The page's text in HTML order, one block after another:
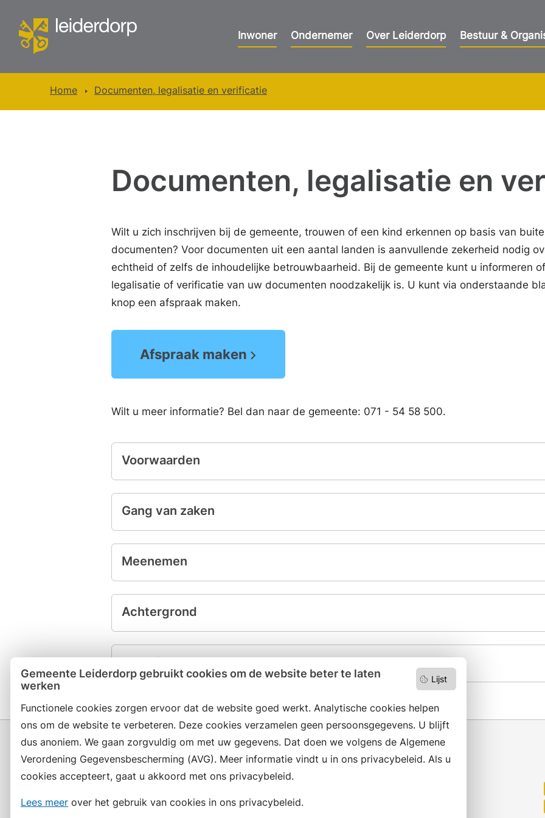
Lijst
Gemeente Leiderdorp gebruikt cookies om de website beter te laten
werken
Functionele cookies zorgen ervoor dat de website goed werkt. Analytische cookies helpen
ons om de website te verbeteren. Deze cookies verzamelen geen persoonsgegevens. U blijft
dus anoniem. We gaan zorgvuldig om met uw gegevens. Dat doen we volgens de Algemene
Verordening Gegevensbescherming (AVG). Meer informatie vindt u in ons privacybeleid. Als u
cookies accepteert, gaat u akkoord met ons privacybeleid.
Lees meer over het gebruik van cookies in ons privacybeleid.
Inwoner Ondernemer Over Leiderdorp Bestuur &
Home Documenten, legalisatie en verificatie
Documenten, legalisatie en
Wilt u zich inschrijven bij de gemeente, trouwen of een kind erkennen op basis van
documenten? Voor documenten uit een aantal landen is aanvullende zekerheid nodig
echtheid of zelfs de inhoudelijke betrouwbaarheid. Bij de gemeente kunt u informeren of
legalisatie of verificatie van uw documenten noodzakelijk is. U kunt via onderstaande
knop een afspraak maken.
Afspraak maken
Wilt u meer informatie? Bel dan naar de gemeente: 071 - 54 58 500.
Voorwaarden
Gang van zaken
Meenemen
Achtergrond
Apostilleverdrag
en volg ons ook op social media.